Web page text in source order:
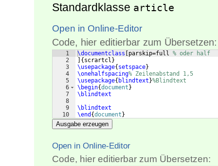
Standardklasse article
Open in Online-Editor
Code, hier editierbar zum Übersetzen:
1
2
3
4
5
6
7
8
9
10
\documentclass parskip=full % oder half
{ scrartcl }
\usepackage{ setspace}
\onehalfspacing% Zeilenabstand 1,5
\usepackage{ blindtext }%Blindtext
\begin{document }
\blindtext
\blindtext
\end {document }
Ausgabe erzeugen
Open in Online-Editor
Code, hier editierbar zum Übersetzen: